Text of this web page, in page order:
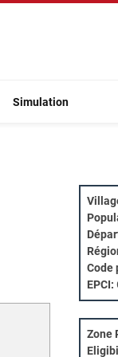
Simulation
Code
EPCI:
Zone